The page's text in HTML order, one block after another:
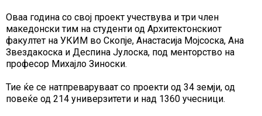
Оваа година со свој проект учествува и три член
македонски тим на студенти од Архитектонскиот
факултет на УКИМ во Скопје, Анастасија Мојсоска, Ана
Звездакоска и Деспина Јулоска, под менторство на
професор Михајло Зиноски.
Тие ќе се натпреваруваат со проекти од 34 земји, од
повеќе од 214 универзитети и над 1360 учесници.